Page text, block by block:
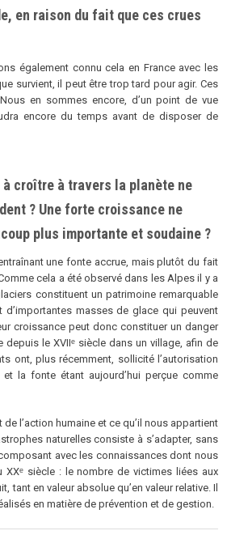
en raison du fait que ces crues
également connu cela en France avec les
survient, il peut être trop tard pour agir. Ces
en sommes encore, dʼun point de vue
encore du temps avant de disposer de
croître à travers la planète ne
? Une forte croissance ne
plus importante et soudaine ?
une fonte accrue, mais plutôt du fait
cela a été observé dans les Alpes il y a
constituent un patrimoine remarquable
dʼimportantes masses de glace qui peuvent
croissance peut donc constituer un danger
le XVIIᵉ siècle dans un village, afin de
ont, plus récemment, sollicité lʼautorisation
la fonte étant aujourdʼhui perçue comme
lʼaction humaine et ce quʼil nous appartient
naturelles consiste à sʼadapter, sans
avec les connaissances dont nous
siècle : le nombre de victimes liées aux
en valeur absolue quʼen valeur relative. Il
en matière de prévention et de gestion.